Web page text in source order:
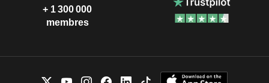
+ 1 300 000
membres